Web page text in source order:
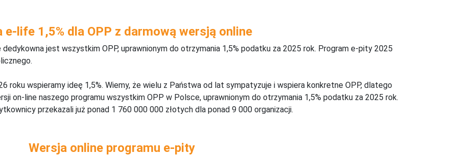
e-life 1,5% dla OPP z darmową wersją online
jest wszystkim OPP, uprawnionym do otrzymania 1,5% podatku za 2025 rok. Program e-pity 2025
roku wspieramy ideę 1,5%. Wiemy, że wielu z Państwa od lat sympatyzuje i wspiera konkretne OPP, dlatego
on-line naszego programu wszystkim OPP w Polsce, uprawnionym do otrzymania 1,5% podatku za 2025 rok.
przekazali już ponad 1 760 000 000 złotych dla ponad 9 000 organizacji.
Wersja online programu e-pity